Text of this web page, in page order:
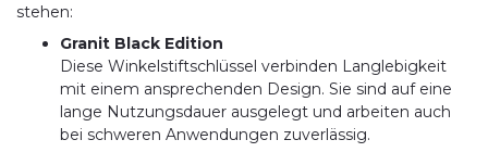
stehen:
Granit Black Edition
Diese Winkelstiftschlüssel verbinden Langlebigkeit
mit einem ansprechenden Design. Sie sind auf eine
lange Nutzungsdauer ausgelegt und arbeiten auch
bei schweren Anwendungen zuverlässig.